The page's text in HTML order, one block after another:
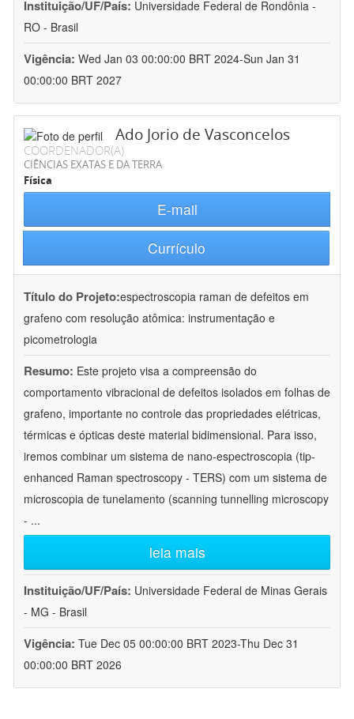
Instituição/UF/País: Universidade Federal de Rondônia -
RO - Brasil
Vigência: Wed Jan 03 00:00:00 BRT 2024-Sun Jan 31
00:00:00 BRT 2027
Ado Jorio de Vasconcelos
COORDENADOR(A)
CIÊNCIAS EXATAS E DA TERRA
Física
E-mail
Currículo
Título do Projeto:espectroscopia raman de defeitos em
grafeno com resolução atômica: instrumentação e
picometrologia
Resumo: Este projeto visa a compreensão do
comportamento vibracional de defeitos isolados em folhas de
grafeno, importante no controle das propriedades elétricas,
térmicas e ópticas deste material bidimensional. Para isso,
iremos combinar um sistema de nano-espectroscopia (tip-
enhanced Raman spectroscopy - TERS) com um sistema de
microscopia de tunelamento (scanning tunnelling microscopy
- ...
leia mais
Instituição/UF/País: Universidade Federal de Minas Gerais
- MG - Brasil
Vigência: Tue Dec 05 00:00:00 BRT 2023-Thu Dec 31
00:00:00 BRT 2026